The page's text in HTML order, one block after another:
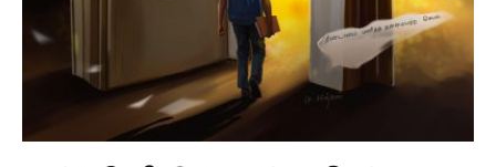
பாப்பாத்தியின் நீங்கா நினைவில் வாடிய சின்னக்
கருப்பன் அவளையே தன் தெய்வமாக வணங்கத்
துவங்கினான். காலம் கடந்தது, அவன் சிறுசேரிக்கும்
திரும்பும் எண்ணம் இல்லாமல் கீரனூரே கதியெனக்
கிடந்தான்.